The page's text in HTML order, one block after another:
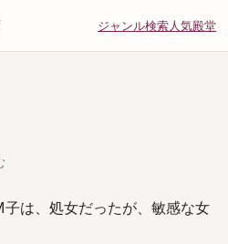
ジャンル検索人気殿堂
は、処女だったが、敏感な女